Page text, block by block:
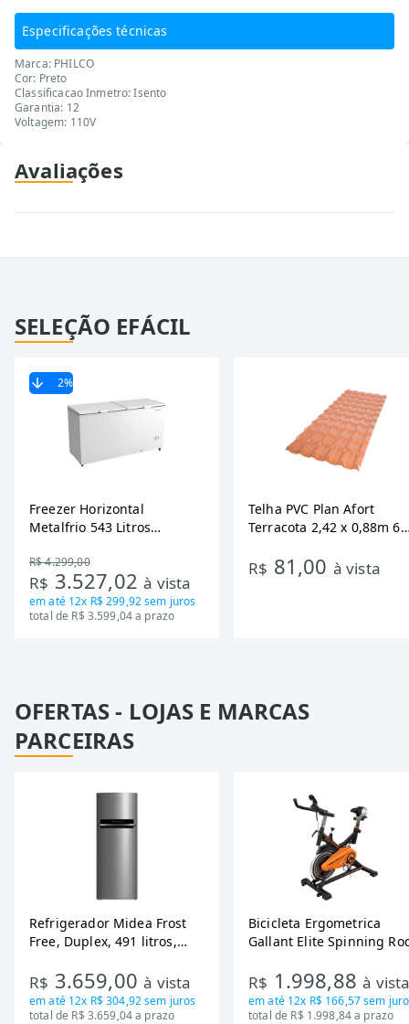
Especificações técnicas
Marca: PHILCO
Cor: Preto
Classificacao Inmetro: Isento
Garantia: 12
Voltagem: 110V
Avaliações
SELEÇÃO EFÁCIL
2%
Freezer Horizontal
Metalfrio 543 Litros
Tecnologia Inverter, Branco,
Bivolt
R$ 4.299,00
R$ 3.527,02à vista
em até 12x R$ 299,92sem juros
total de R$ 3.599,04 a prazo
Telha PVC Plan Afort
Terracota 2,42 x 0,88m 6
R$ 81,00 à vista
OFERTAS - LOJAS E MARCAS
PARCEIRAS
Refrigerador Midea Frost
Free, Duplex, 491 litros,
RT650EVK463)
R$ 3.659,00à vista
em até 12x R$ 304,92sem juros
total de R$ 3.659,04 a prazo
Bicicleta Ergometrica
Gallant Elite Spinning
Mecanica GSB13HBTA-PT
R$ 1.998,88à
em até 12x R$ 166,57sem
total de R$ 1.998,84 a prazo